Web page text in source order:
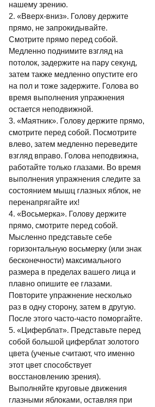
нашему зрению.
2. «Вверх-вниз». Голову держите
прямо, не запрокидывайте.
Смотрите прямо перед собой.
Медленно поднимите взгляд на
потолок, задержите на пару секунд,
затем также медленно опустите его
на пол и тоже задержите. Голова во
время выполнения упражнения
остается неподвижной.
3. «Маятник». Голову держите прямо,
смотрите перед собой. Посмотрите
влево, затем медленно переведите
взгляд вправо. Голова неподвижна,
работайте только глазами. Во время
выполнения упражнения следите за
состоянием мышц глазных яблок, не
перенапрягайте их!
4. «Восьмерка». Голову держите
прямо, смотрите перед собой.
Мысленно представьте себе
горизонтальную восьмерку (или знак
бесконечности) максимального
размера в пределах вашего лица и
плавно опишите ее глазами.
Повторите упражнение несколько
раз в одну сторону, затем в другую.
После этого часто-часто поморгайте.
5. «Циферблат». Представьте перед
собой большой циферблат золотого
цвета (ученые считают, что именно
этот цвет способствует
восстановлению зрения).
Выполняйте круговые движения
глазными яблоками, оставляя при